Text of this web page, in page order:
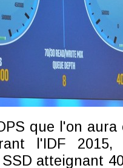
que l'on
l'IDF
atteignant